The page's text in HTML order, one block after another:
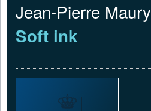
Jean-Pierre Maury
Soft ink